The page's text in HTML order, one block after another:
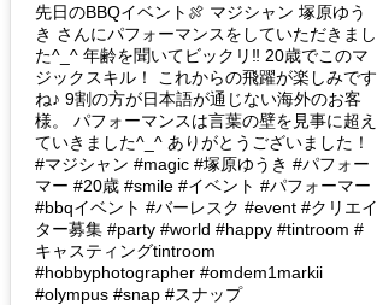
先日のBBQイベント🍖 マジシャン 塚原ゆう
き さんにパフォーマンスをしていただきまし
た^_^ 年齢を聞いてビックリ‼️ 20歳でこのマ
ジックスキル！ これからの飛躍が楽しみです
ね♪ 9割の方が日本語が通じない海外のお客
様。 パフォーマンスは言葉の壁を見事に超え
ていきました^_^ ありがとうございました！
#マジシャン #magic #塚原ゆうき #パフォー
マー #20歳 #smile #イベント #パフォーマー
#bbqイベント #バーレスク #event #クリエイ
ター募集 #party #world #happy #tintroom #
キャスティングtintroom
#hobbyphotographer #omdem1markii
#olympus #snap #スナップ